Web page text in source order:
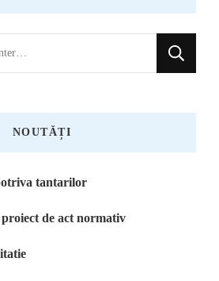
NOUTĂȚI
tantarilor
de act normativ